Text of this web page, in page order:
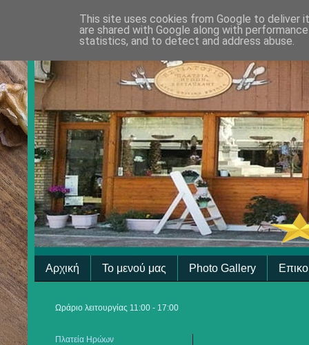
Αρχική Το μενού μας Photo Gallery
Ωράριο λειτουργίας 11:00 - 17:00
Πλατεία Ηρώων
This site uses cookies from Google to deliver
are shared with Google along with
statistics, and to detect and address abuse.